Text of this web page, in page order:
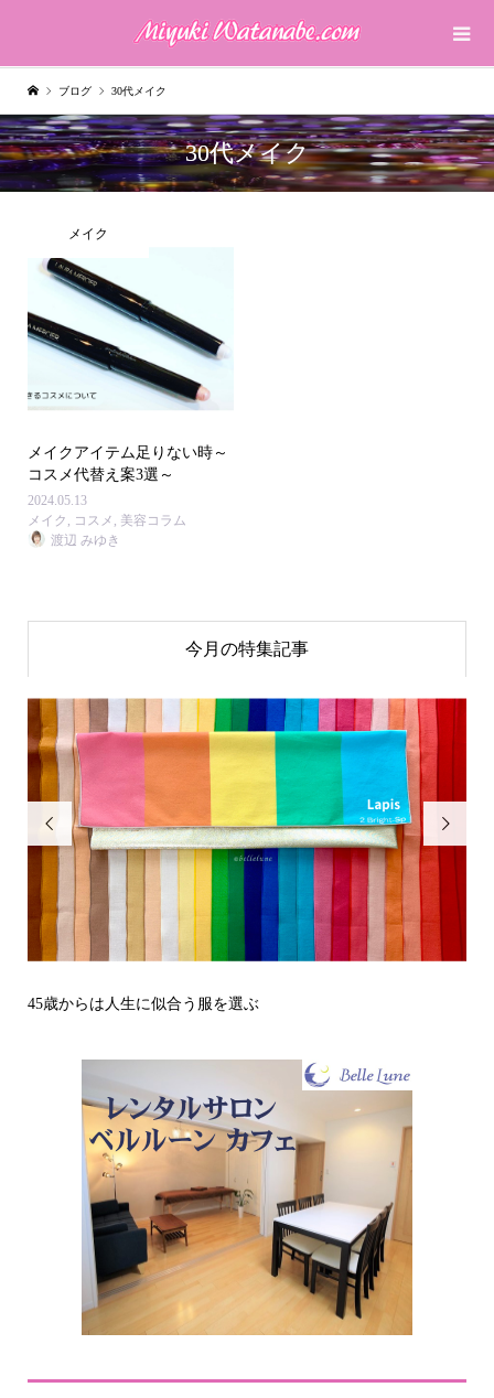
ブログ 30代メイク
30代メイク
メイク
メイクアイテム足りない時～
コスメ代替え案3選～
2024.05.13
メイク
コスメ
美容コラム
渡辺 みゆき
今月の特集記事

を選ぶ
